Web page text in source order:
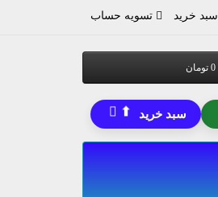
سبد خرید تسویه حساب
سبد خرید ⬆